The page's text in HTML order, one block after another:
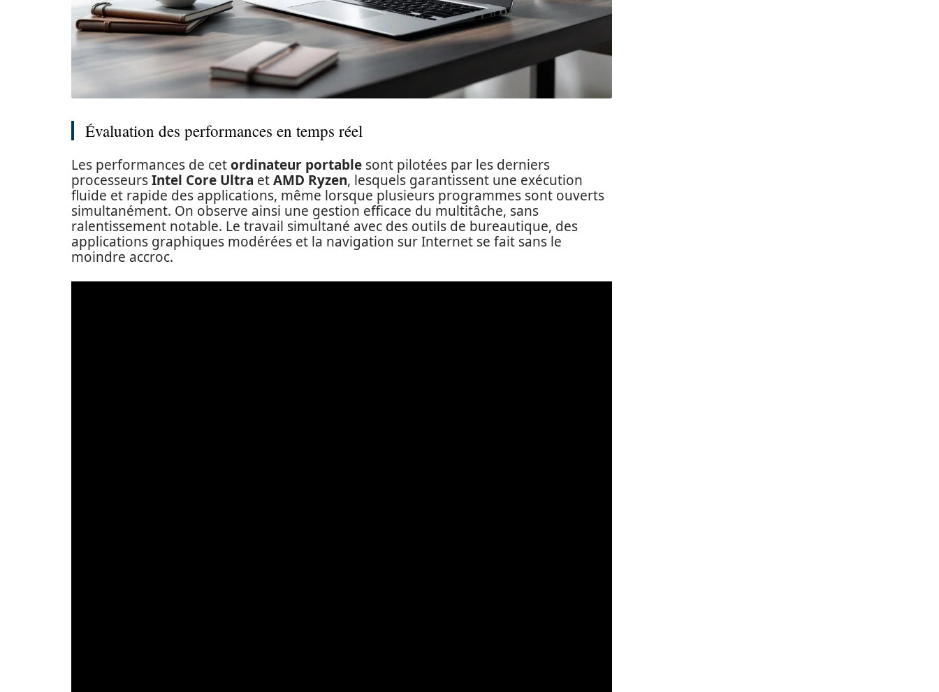
Évaluation des performances en temps réel
Les performances de cetordinateur portable sont pilotées par les derniers
processeursIntel Core Ultra etAMD Ryzen, lesquels garantissent une exécution
fluide et rapide des applications, même lorsque plusieurs programmes sont ouverts
simultanément. On observe ainsi une gestion efficace du multitâche, sans
ralentissement notable. Le travail simultané avec des outils de bureautique, des
applications graphiques modérées et la navigation sur Internet se fait sans le
moindre accroc.